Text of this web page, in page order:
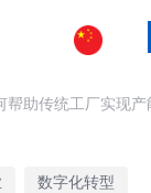
帮助传统工厂实现产
数字化转型